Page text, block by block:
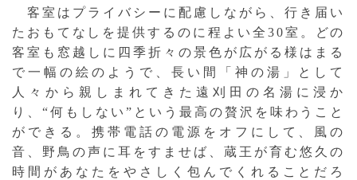
客室はプライバシーに配慮しながら、行き届い
たおもてなしを提供するのに程よい全30室。どの
客室も窓越しに四季折々の景色が広がる様はまる
で一幅の絵のようで、長い間「神の湯」として
人々から親しまれてきた遠刈田の名湯に浸か
り、“何もしない”という最高の贅沢を味わうこと
ができる。携帯電話の電源をオフにして、風の
音、野鳥の声に耳をすませば、蔵王が育む悠久の
時間があなたをやさしく包んでくれることだろ